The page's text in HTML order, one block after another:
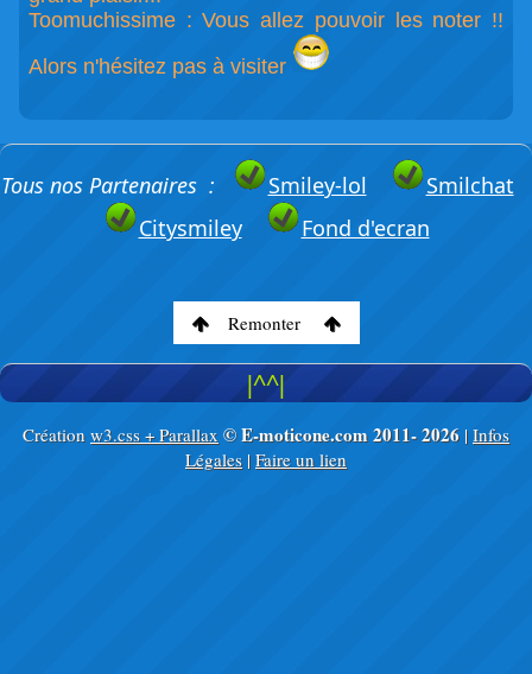
Toomuchissime : Vous allez pouvoir les noter !!
Alors n'hésitez pas à visiter
Tous nos Partenaires : Smiley-lol
Smilchat
Citysmiley
Fond d'ecran
Remonter
|^^|
Création w3.css + Parallax © E-moticone.com 2011-2026 | Infos
Légales | Faire un lien